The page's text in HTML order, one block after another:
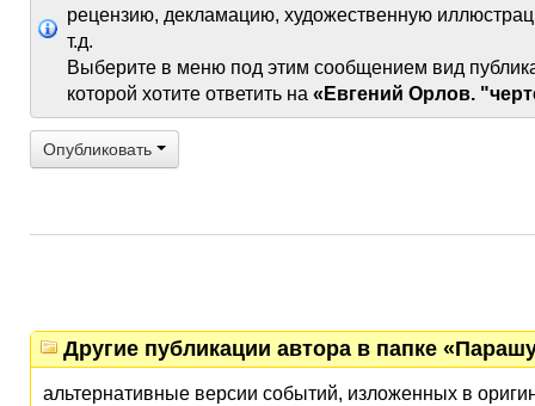
рецензию, декламацию, художественную
т.д.
Выберите в меню под этим сообщением вид
которой хотите ответить на «Евгений Орлов.
Опубликовать
Другие публикации автора в папке
альтернативные версии событий, изложенных в